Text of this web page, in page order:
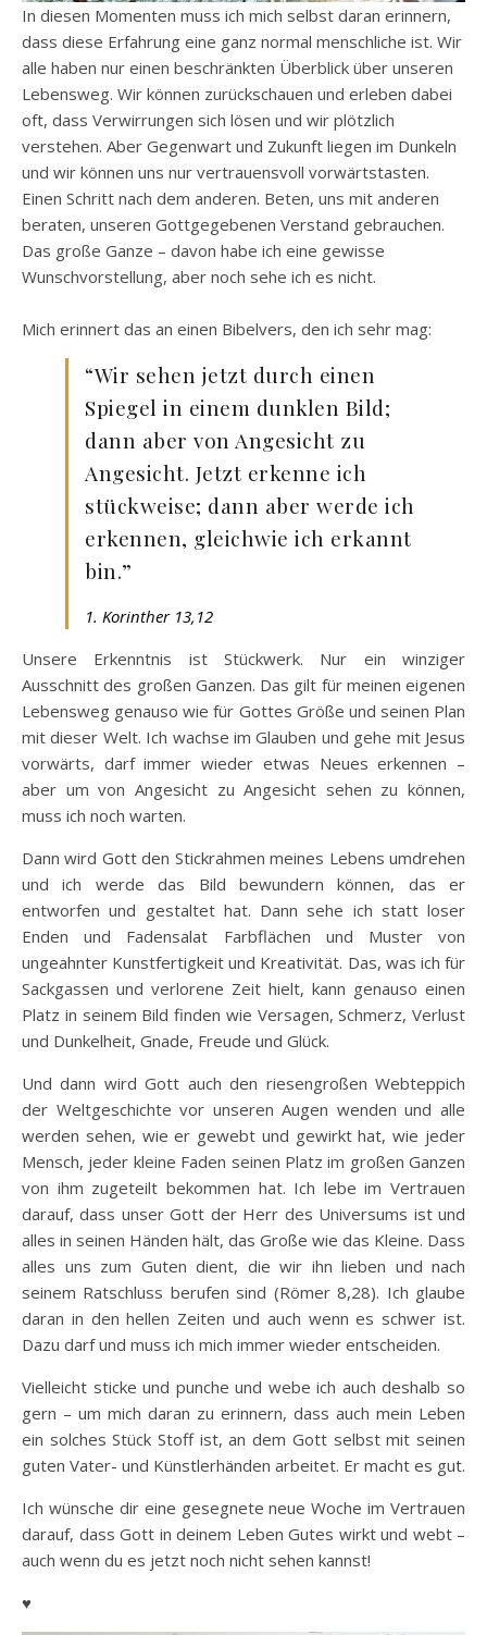
In diesen Momenten muss ich mich selbst daran erinnern,
dass diese Erfahrung eine ganz normal menschliche ist. Wir
alle haben nur einen beschränkten Überblick über unseren
Lebensweg. Wir können zurückschauen und erleben dabei
oft, dass Verwirrungen sich lösen und wir plötzlich
verstehen. Aber Gegenwart und Zukunft liegen im Dunkeln
und wir können uns nur vertrauensvoll vorwärtstasten.
Einen Schritt nach dem anderen. Beten, uns mit anderen
beraten, unseren Gottgegebenen Verstand gebrauchen.
Das große Ganze – davon habe ich eine gewisse
Wunschvorstellung, aber noch sehe ich es nicht.
Mich erinnert das an einen Bibelvers, den ich sehr mag:
“Wir sehen jetzt durch einen
Spiegel in einem dunklen Bild;
dann aber von Angesicht zu
Angesicht. Jetzt erkenne ich
stückweise; dann aber werde ich
erkennen, gleichwie ich erkannt
bin.”
1. Korinther 13,12
Unsere Erkenntnis ist Stückwerk. Nur ein winziger
Ausschnitt des großen Ganzen. Das gilt für meinen eigenen
Lebensweg genauso wie für Gottes Größe und seinen Plan
mit dieser Welt. Ich wachse im Glauben und gehe mit Jesus
vorwärts, darf immer wieder etwas Neues erkennen –
aber um von Angesicht zu Angesicht sehen zu können,
muss ich noch warten.
Dann wird Gott den Stickrahmen meines Lebens umdrehen
und ich werde das Bild bewundern können, das er
entworfen und gestaltet hat. Dann sehe ich statt loser
Enden und Fadensalat Farbflächen und Muster von
ungeahnter Kunstfertigkeit und Kreativität. Das, was ich für
Sackgassen und verlorene Zeit hielt, kann genauso einen
Platz in seinem Bild finden wie Versagen, Schmerz, Verlust
und Dunkelheit, Gnade, Freude und Glück.
Und dann wird Gott auch den riesengroßen Webteppich
der Weltgeschichte vor unseren Augen wenden und alle
werden sehen, wie er gewebt und gewirkt hat, wie jeder
Mensch, jeder kleine Faden seinen Platz im großen Ganzen
von ihm zugeteilt bekommen hat. Ich lebe im Vertrauen
darauf, dass unser Gott der Herr des Universums ist und
alles in seinen Händen hält, das Große wie das Kleine. Dass
alles uns zum Guten dient, die wir ihn lieben und nach
seinem Ratschluss berufen sind (Römer 8,28). Ich glaube
daran in den hellen Zeiten und auch wenn es schwer ist.
Dazu darf und muss ich mich immer wieder entscheiden.
Vielleicht sticke und punche und webe ich auch deshalb so
gern – um mich daran zu erinnern, dass auch mein Leben
ein solches Stück Stoff ist, an dem Gott selbst mit seinen
guten Vater- und Künstlerhänden arbeitet. Er macht es gut.
Ich wünsche dir eine gesegnete neue Woche im Vertrauen
darauf, dass Gott in deinem Leben Gutes wirkt und webt –
auch wenn du es jetzt noch nicht sehen kannst!
♥